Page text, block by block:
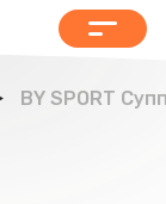
BY SPORT